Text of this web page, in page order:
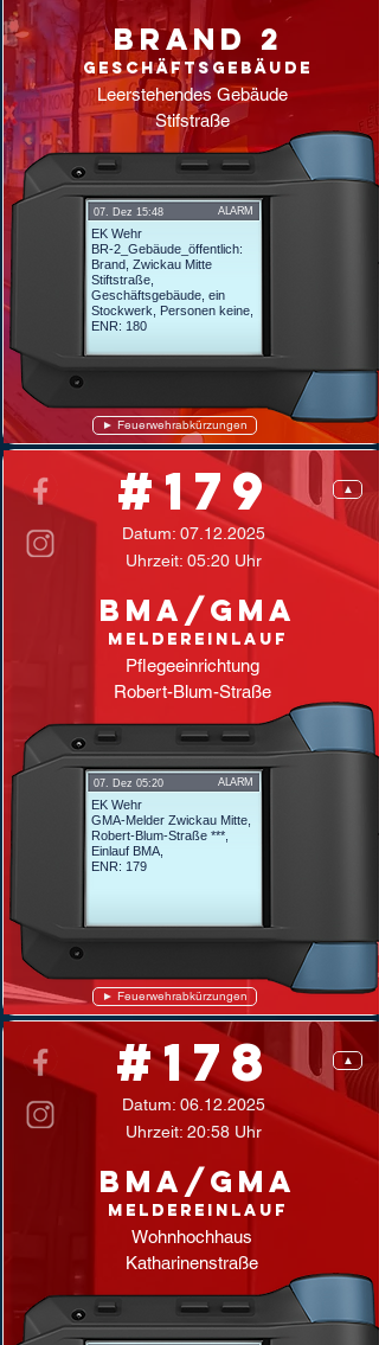
Brand 2
Geschäftsgebäude
Leerstehendes Gebäude
Stifstraße
ALARM
EK Wehr
BR-2_Gebäude_öffentlich:
Brand, Zwickau Mitte
Stiftstraße,
Geschäftsgebäude, ein
Stockwerk, Personen keine,
ENR: 180
07. Dez 15:48
► Feuerwehrabkürzungen
#179
Datum: 07.12.2025
Uhrzeit: 05:20 Uhr
▲
BMA/GMA
Meldereinlauf
Pflegeeinrichtung
Robert-Blum-Straße
ALARM
EK Wehr
GMA-Melder Zwickau Mitte,
Robert-Blum-Straße ***,
Einlauf BMA,
ENR: 179
07. Dez 05:20
► Feuerwehrabkürzungen
#178
Datum: 06.12.2025
Uhrzeit: 20:58 Uhr
▲
BMA/GMA
Meldereinlauf
Wohnhochhaus
Katharinenstraße